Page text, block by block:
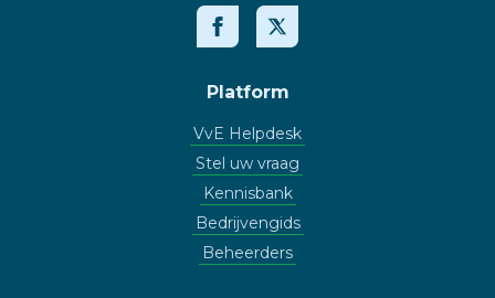
Platform
VvE Helpdesk
Stel uw vraag
Kennisbank
Bedrijvengids
Beheerders